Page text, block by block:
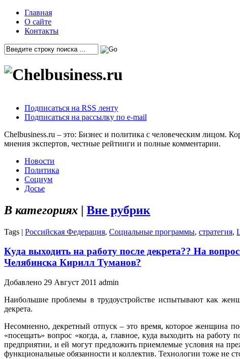
Главная
О сайте
Контакты
Подписаться на RSS ленту
Подписаться на рассылку по e-mail
Chelbusiness.ru – это: Бизнес и политика с человеческим лицом.
мнения экспертов, честные рейтинги и полные комментарии.
Новости
Политика
Социум
Досье
В категориях | Вне рубрик
Tags | Российская Федерация, Социальные программы, стратегия,
Куда выходить на работу после декрета?? На
Челябинска Кирилл Туманов?
Добавлено 29 Август 2011 admin
Наибольшие проблемы в трудоустройстве испытывают как
декрета.
Несомненно, декретный отпуск – это время, которое женщина
«посещать» вопрос «когда, а, главное, куда выходить на
предприятии, и ей могут предложить приемлемые условия на
функциональные обязанности и коллектив. Технологии тоже не